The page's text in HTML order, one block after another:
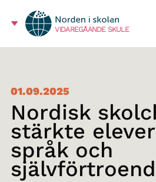
VIDAREGÅANDE SKULE
01.09.2025
Nordisk
stärkte
språk och